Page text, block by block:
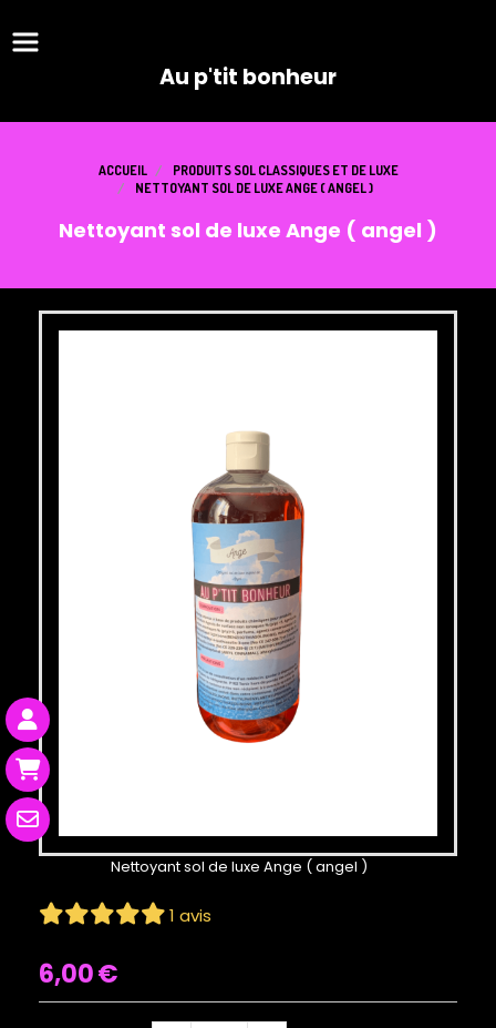
Au p'tit bonheur
ACCUEIL
PRODUITS SOL CLASSIQUES ET DE LUXE
NETTOYANT SOL DE LUXE ANGE ( ANGEL )
Nettoyant sol de luxe Ange ( angel )
Nettoyant sol de luxe Ange ( angel )
1 avis
6,00€